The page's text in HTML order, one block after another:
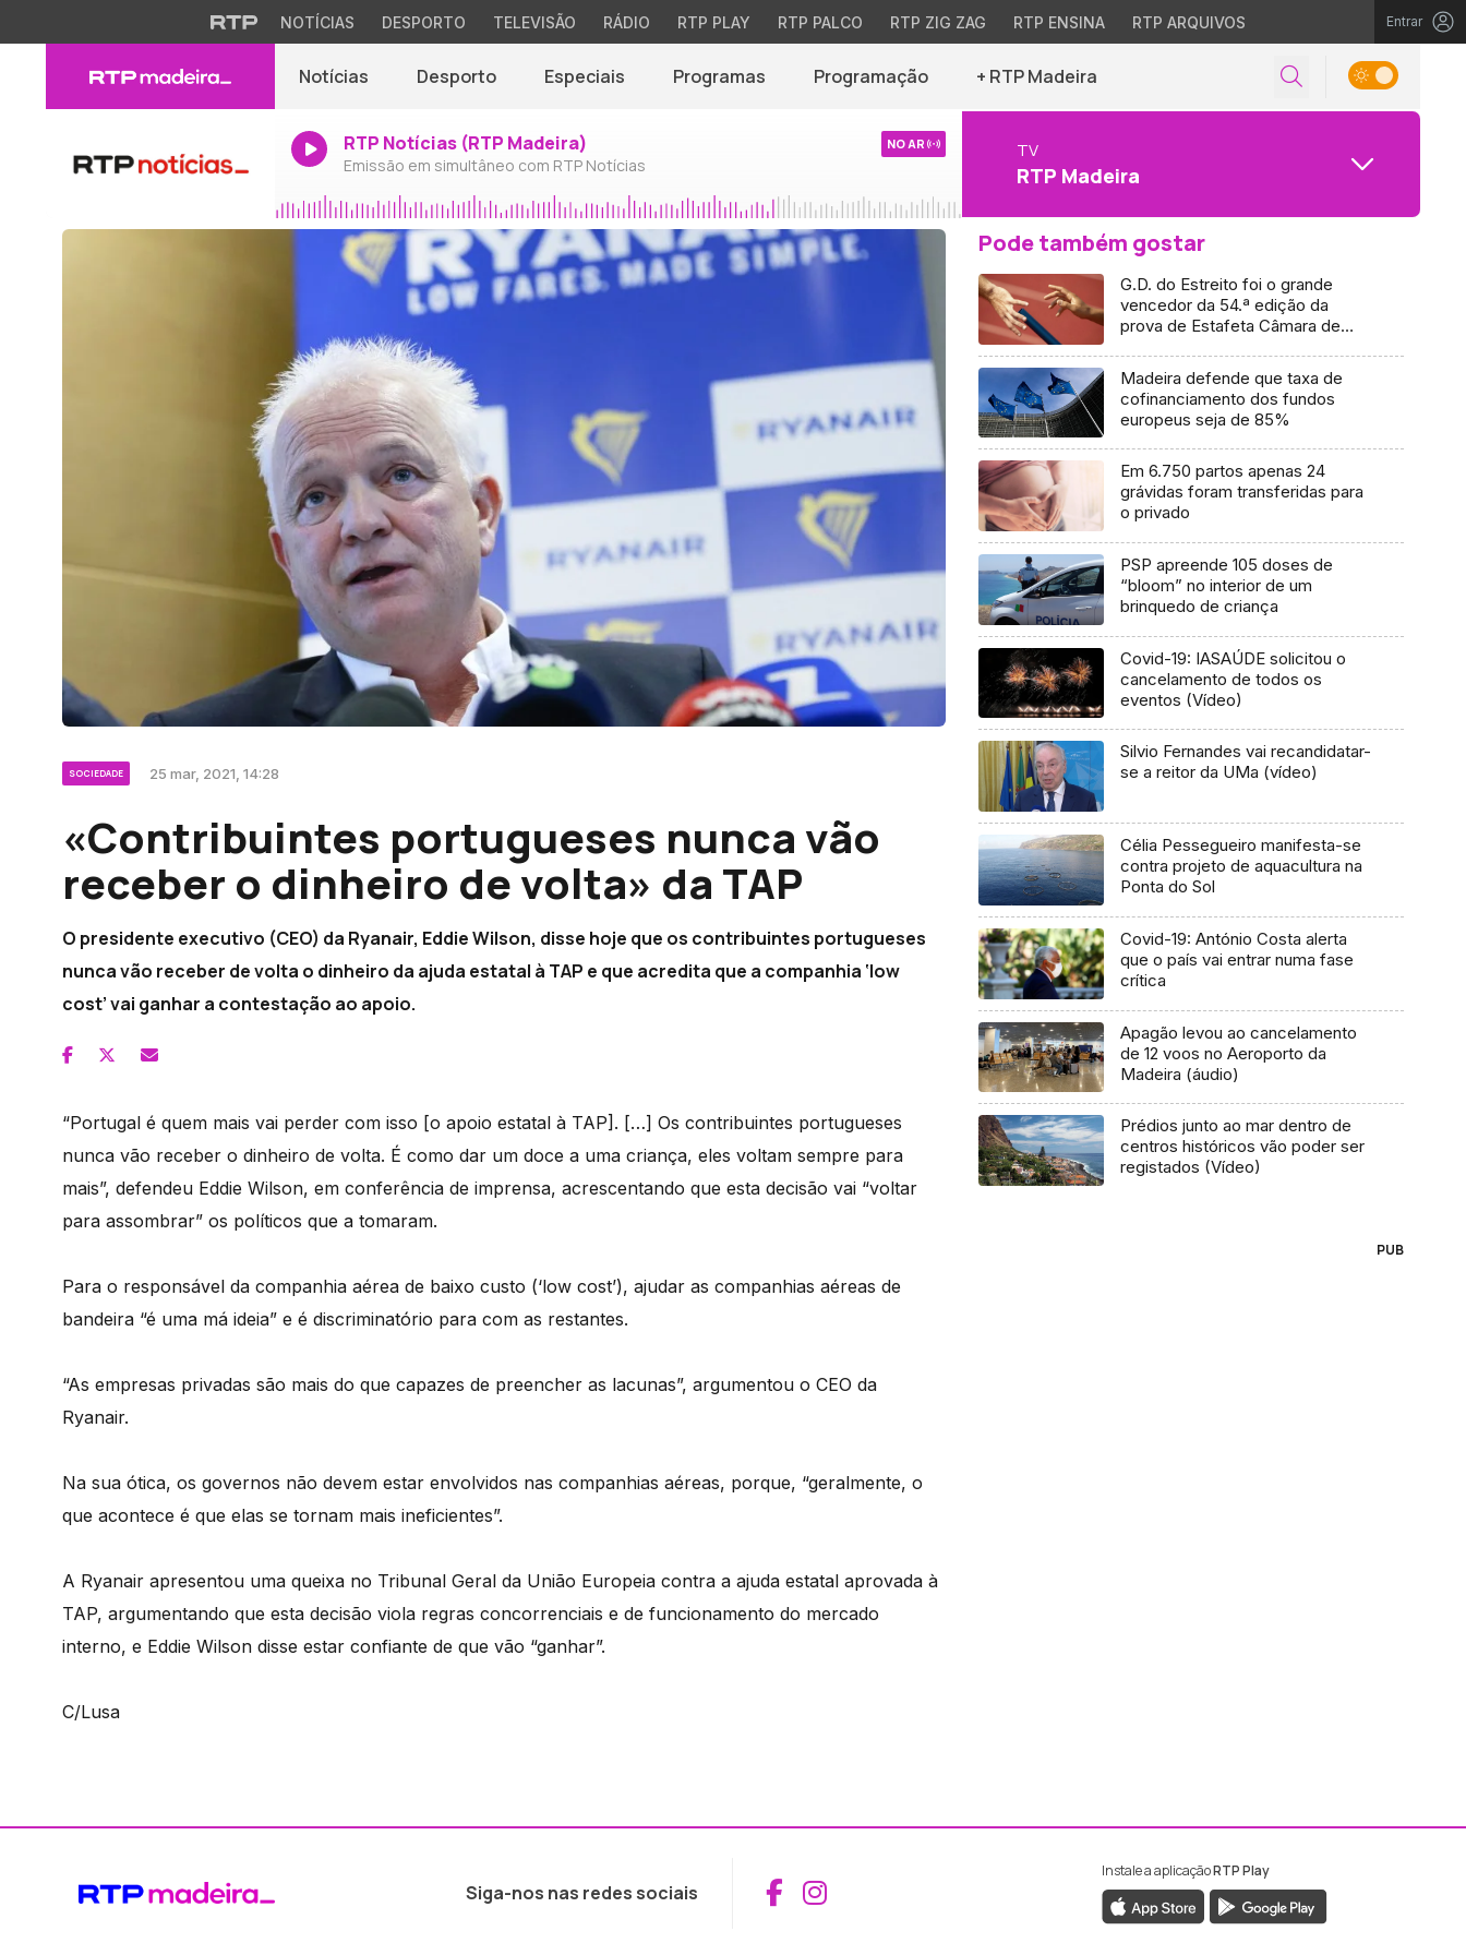
NOTÍCIAS DESPORTO TELEVISÃO RÁDIO RTP PLAY RTP PALCO RTP ZIG ZAG RTP ENSINA RTP ARQUIVOS Entrar
Notícias Desporto Especiais Programas Programação + RTP Madeira
RTP Notícias (RTP Madeira)
Emissão em simultâneo com RTP Notícias
NO AR TV
RTP Madeira
SOCIEDADE 25 mar, 2021, 14:28
«Contribuintes portugueses nunca vão
receber o dinheiro de volta» da TAP
O presidente executivo (CEO) da Ryanair, Eddie Wilson, disse hoje que os contribuintes portugueses
nunca vão receber de volta o dinheiro da ajuda estatal à TAP e que acredita que a companhia ‘low
cost’ vai ganhar a contestação ao apoio.
“Portugal é quem mais vai perder com isso [o apoio estatal à TAP]. […] Os contribuintes portugueses
nunca vão receber o dinheiro de volta. É como dar um doce a uma criança, eles voltam sempre para
mais”, defendeu Eddie Wilson, em conferência de imprensa, acrescentando que esta decisão vai “voltar
para assombrar” os políticos que a tomaram.
Para o responsável da companhia aérea de baixo custo (‘low cost’), ajudar as companhias aéreas de
bandeira “é uma má ideia” e é discriminatório para com as restantes.
“As empresas privadas são mais do que capazes de preencher as lacunas”, argumentou o CEO da
Ryanair.
Na sua ótica, os governos não devem estar envolvidos nas companhias aéreas, porque, “geralmente, o
que acontece é que elas se tornam mais ineficientes”.
A Ryanair apresentou uma queixa no Tribunal Geral da União Europeia contra a ajuda estatal aprovada à
TAP, argumentando que esta decisão viola regras concorrenciais e de funcionamento do mercado
interno, e Eddie Wilson disse estar confiante de que vão “ganhar”.
C/Lusa
Pode também gostar
G.D. do Estreito foi o grande
vencedor da 54.ª edição da
prova de Estafeta Câmara de
Madeira defende que taxa de
cofinanciamento dos fundos
europeus seja de 85%
Em 6.750 partos apenas 24
grávidas foram transferidas para
o privado
PSP apreende 105 doses de
“bloom” no interior de um
brinquedo de criança
Covid-19: IASAÚDE solicitou o
cancelamento de todos os
eventos (Vídeo)
Silvio Fernandes vai recandidatar-
se a reitor da UMa (vídeo)
Célia Pessegueiro manifesta-se
contra projeto de aquacultura na
Ponta do Sol
Covid-19: António Costa alerta
que o país vai entrar numa fase
crítica
Apagão levou ao cancelamento
de 12 voos no Aeroporto da
Madeira (áudio)
Prédios junto ao mar dentro de
centros históricos vão poder ser
registados (Vídeo)
PUB
Siga-nos nas redes sociais Aceder ao Facebook da RTP Madeira
Aceder ao Instagram da RTP Madeira
Instale a aplicaçãoRTP Play